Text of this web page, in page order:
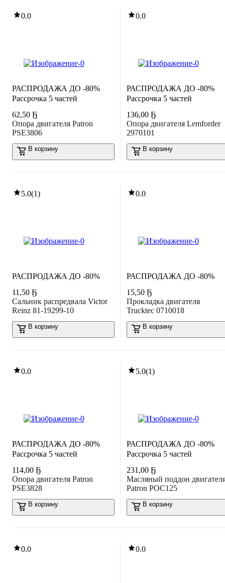
0.0
Рассрочка 5 частей
РАСПРОДАЖА ДО -80%
62,50 Ҕ
Опора двигателя Patron
PSE3806
В корзину
0.0
Рассрочка 5 частей
РАСПРОДАЖА ДО -80%
136,00 Ҕ
Опора двигателя Lemforder
2970101
В корзину
5.0(1)
РАСПРОДАЖА ДО -80%
11 ,50 Ҕ
Сальник распредвала Victor
Reinz 81-19299-10
В корзину
0.0
РАСПРОДАЖА ДО -80%
15,50 Ҕ
Прокладка двигателя
Trucktec 0710018
В корзину
0.0
Рассрочка 5 частей
РАСПРОДАЖА ДО -80%
114,00 Ҕ
Опора двигателя Patron
PSE3828
В корзину
5.0(1)
Рассрочка 5 частей
РАСПРОДАЖА ДО -80%
231 ,00 Ҕ
Масляный поддон
Patron POC125
В корзину
0.0 0.0